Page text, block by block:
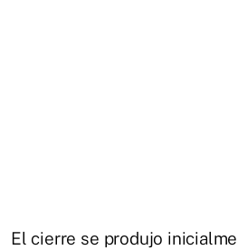
El cierre se produjo